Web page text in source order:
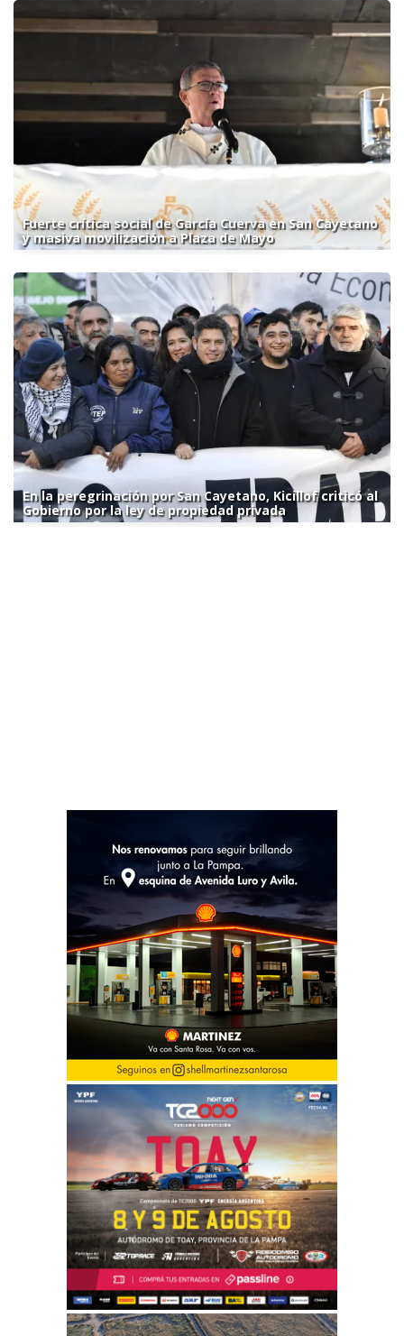
Fuerte crítica social de García Cuerva en San Cayetano
y masiva movilización a Plaza de Mayo
En la peregrinación por San Cayetano, Kicillof criticó al
Gobierno por la ley de propiedad privada